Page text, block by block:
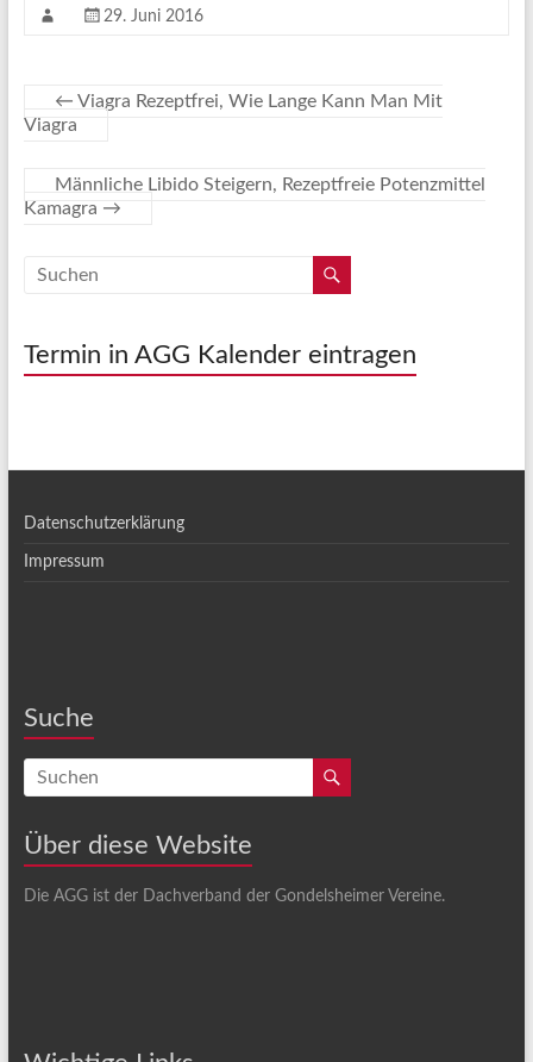
29. Juni 2016
← Viagra Rezeptfrei, Wie Lange Kann Man Mit
Viagra
Männliche Libido Steigern, Rezeptfreie Potenzmittel
Kamagra →
Termin in AGG Kalender eintragen
Datenschutzerklärung
Impressum
Suche
Über diese Website
Die AGG ist der Dachverband der Gondelsheimer Vereine.